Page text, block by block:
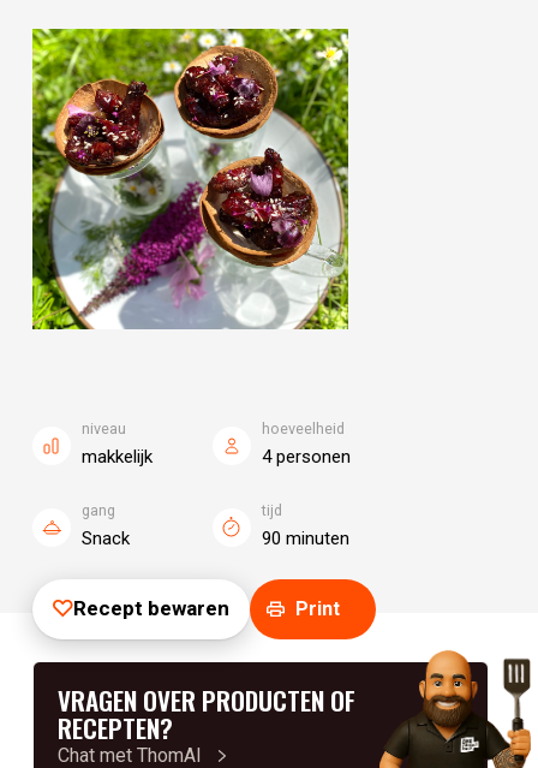
niveau
makkelijk
hoeveelheid
4 personen
gang
Snack
tijd
90 minuten
Recept bewaren Print
VRAGEN OVER PRODUCTEN OF
RECEPTEN?
Chat met ThomAI